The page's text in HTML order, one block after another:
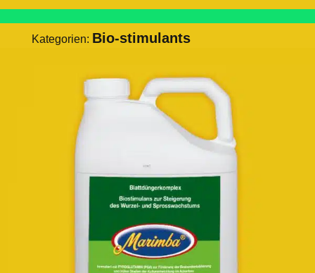
Kategorien: Bio-stimulants